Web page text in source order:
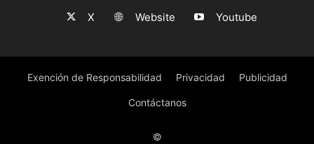
X Website Youtube
Exención de Responsabilidad Privacidad Publicidad
Contáctanos
©